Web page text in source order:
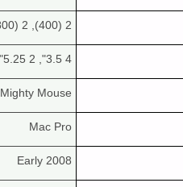
2 (400), 2 (800)
4 3.5", 2 5.25"
Mighty Mouse
Mac Pro
Early 2008